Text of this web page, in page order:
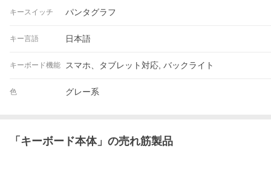
キースイッチ パンタグラフ
キー言語 日本語
キーボード機能 スマホ、タブレット対応, バックライト
色 グレー系
「 キーボード本体」の売れ筋製品